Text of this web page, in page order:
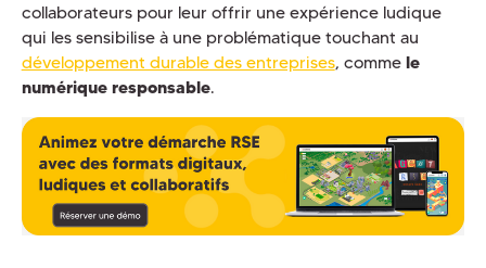
collaborateurs pour leur offrir une expérience ludique
qui les sensibilise à une problématique touchant au
développement durable des entreprises, comme le
numérique responsable.